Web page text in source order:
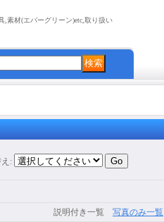
素材(エバーグリーン)etc,取り扱い
:
説明付き一覧 写真のみ一覧